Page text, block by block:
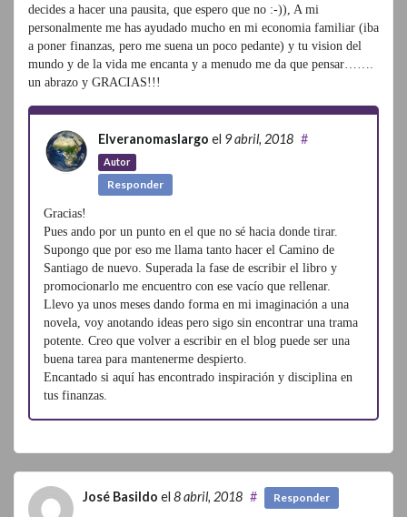
decides a hacer una pausita, que espero que no :-)), A mi
personalmente me has ayudado mucho en mi economia familiar (iba
a poner finanzas, pero me suena un poco pedante) y tu vision del
mundo y de la vida me encanta y a menudo me da que pensar…….
un abrazo y GRACIAS!!!
Elveranomaslargo el 9 abril, 2018
Autor
#
Responder
Gracias!
Pues ando por un punto en el que no sé hacia donde tirar.
Supongo que por eso me llama tanto hacer el Camino de
Santiago de nuevo. Superada la fase de escribir el libro y
promocionarlo me encuentro con ese vacío que rellenar.
Llevo ya unos meses dando forma en mi imaginación a una
novela, voy anotando ideas pero sigo sin encontrar una trama
potente. Creo que volver a escribir en el blog puede ser una
buena tarea para mantenerme despierto.
Encantado si aquí has encontrado inspiración y disciplina en
tus finanzas.
José Basildo el 8 abril, 2018 # Responder